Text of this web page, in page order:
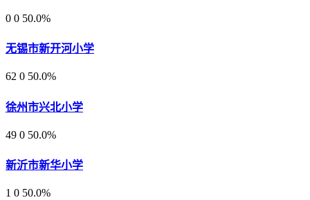
0 0 50.0%
无锡市新开河小学
62 0 50.0%
徐州市兴北小学
49 0 50.0%
新沂市新华小学
1 0 50.0%